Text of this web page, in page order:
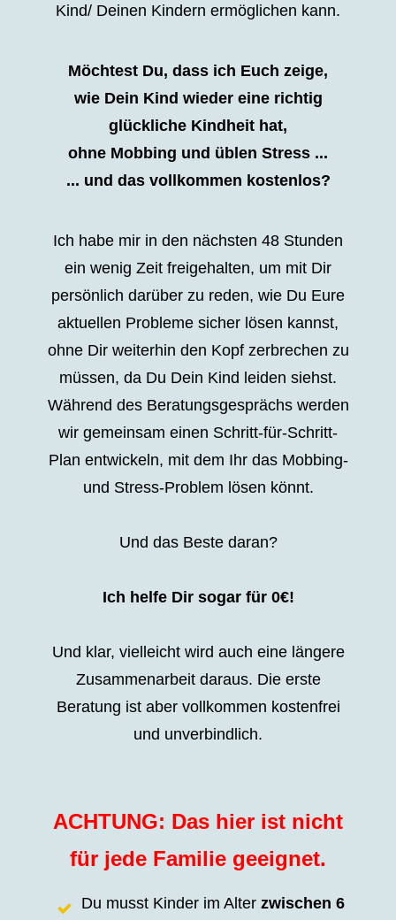
Kind/ Deinen Kindern ermöglichen kann.
Möchtest Du, dass ich Euch zeige,
wie Dein Kind wieder eine richtig
glückliche Kindheit hat,
ohne Mobbing und üblen Stress ...
... und das vollkommen kostenlos?
Ich habe mir in den nächsten 48 Stunden
ein wenig Zeit freigehalten, um mit Dir
persönlich darüber zu reden, wie Du Eure
aktuellen Probleme sicher lösen kannst,
ohne Dir weiterhin den Kopf zerbrechen zu
müssen, da Du Dein Kind leiden siehst.
Während des Beratungsgesprächs werden
wir gemeinsam einen Schritt-für-Schritt-
Plan entwickeln, mit dem Ihr das Mobbing-
und Stress-Problem lösen könnt.
Und das Beste daran?
Ich helfe Dir sogar für 0€!
Und klar, vielleicht wird auch eine längere
Zusammenarbeit daraus. Die erste
Beratung ist aber vollkommen kostenfrei
und unverbindlich.
ACHTUNG: Das hier ist nicht
für jede Familie geeignet.
Du musst Kinder im Alter zwischen 6